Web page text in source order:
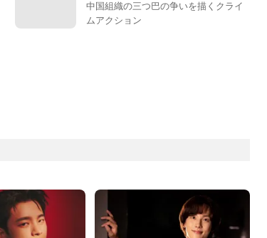
中国組織の三つ巴の争いを描くクライ
ムアクション